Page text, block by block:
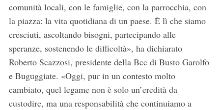
comunità locali, con le famiglie, con la parrocchia, con
la piazza: la vita quotidiana di un paese. È lì che siamo
cresciuti, ascoltando bisogni, partecipando alle
speranze, sostenendo le difficoltà», ha dichiarato
Roberto Scazzosi, presidente della Bcc di Busto Garolfo
e Buguggiate. «Oggi, pur in un contesto molto
cambiato, quel legame non è solo un’eredità da
custodire, ma una responsabilità che continuiamo a